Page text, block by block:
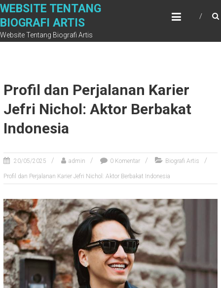
Skip
content
WEBSITE TENTANG
BIOGRAFI ARTIS
Website Tentang Biografi Artis
Profil dan Perjalanan Karier
Jefri Nichol: Aktor Berbakat
Indonesia
20/05/2025 admin 0 Komentar Biografi Artis
Profil dan Perjalanan Karier Jefri Nichol: Aktor Berbakat Indonesia